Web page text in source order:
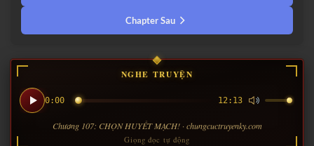
Chapter Sau
NGHE TRUYỆN
0:00 12:13
Chương 107: CHỌN HUYẾT MẠCH! · chungcuctruyenky.com
Giọng đọc tự động